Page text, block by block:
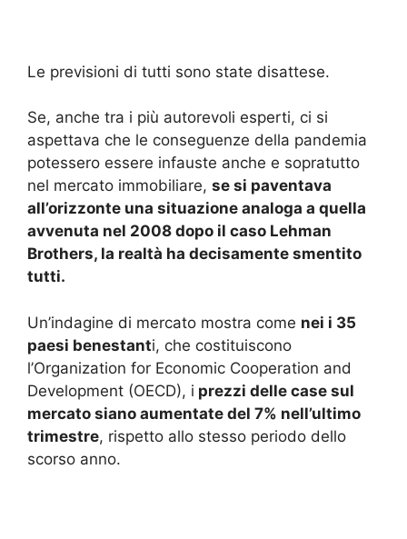
Le previsioni di tutti sono state disattese.
Se, anche tra i più autorevoli esperti, ci si
aspettava che le conseguenze della pandemia
potessero essere infauste anche e sopratutto
nel mercato immobiliare, se si paventava
all’orizzonte una situazione analoga a quella
avvenuta nel 2008 dopo il caso Lehman
Brothers, la realtà ha decisamente smentito
tutti.
Un’indagine di mercato mostra come nei i 35
paesi benestanti, che costituiscono
l’Organization for Economic Cooperation and
Development (OECD), i prezzi delle case sul
mercato siano aumentate del 7% nell’ultimo
trimestre, rispetto allo stesso periodo dello
scorso anno.